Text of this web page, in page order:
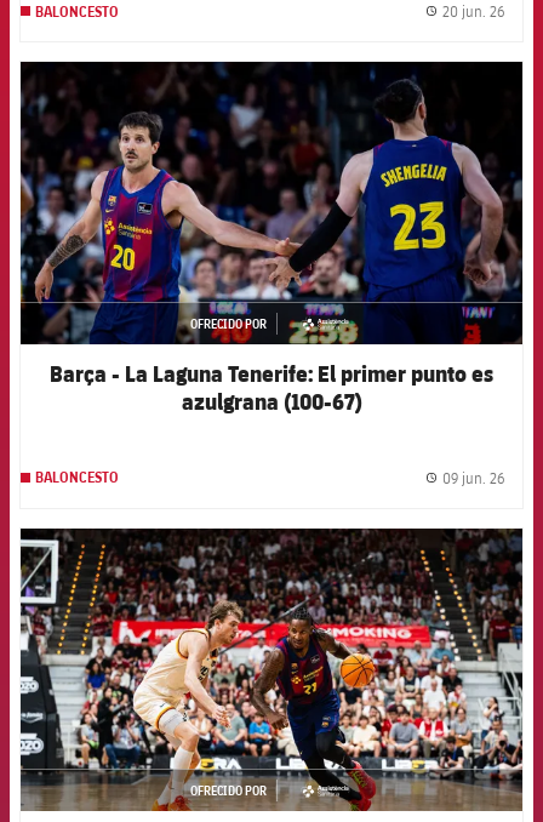
BALONCESTO 20 jun. 26
FCB Barcelona badge
OFRECIDO POR
asistencia
Barça - La Laguna Tenerife: El primer punto es
azulgrana (100-67)
BALONCESTO 09 jun. 26
FCB Barcelona badge
OFRECIDO POR
asistencia